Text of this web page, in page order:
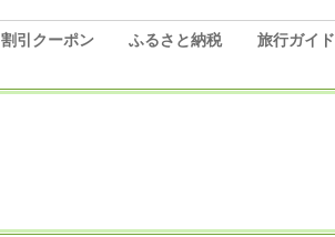
割引クーポン ふるさと納税 旅行ガイド